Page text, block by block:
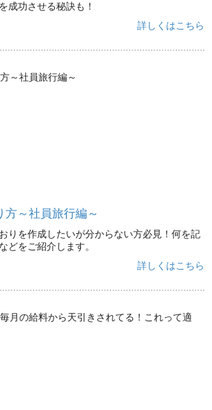
成功させる秘訣も！
詳しくはこちら
方～社員旅行編～
りを作成したいが分からない方必見！何を記
どをご紹介します。
詳しくはこちら